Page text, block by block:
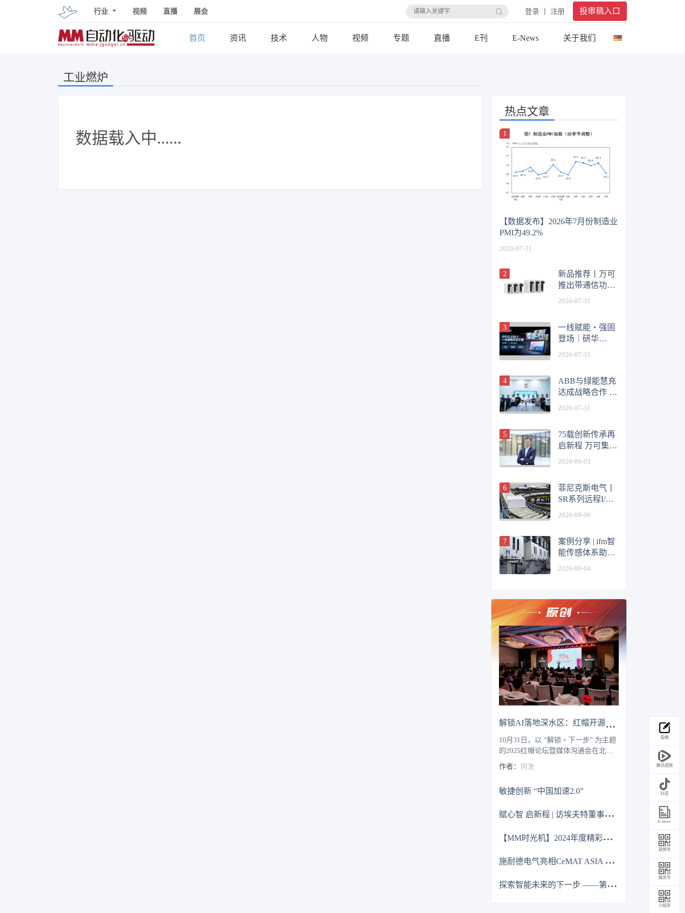
行业 视频 直播 展会 登录 丨 注册 投审稿入口
首页 资讯 技术 人物 视频 专题 直播 E刊 E-News 关于我们
工业燃炉
数据载入中......
热点文章
【数据发布】2026年7月份制造业
PMI为49.2%
2026-07-31
新品推荐丨万可
推出带通信功能
2026-07-31
一线赋能・强固
登场｜研华
2026-07-31
ABB与绿能慧充
达成战略合作 共
2026-07-31
75载创新传承再
启新程 万可集团
2026-08-03
菲尼克斯电气丨
SR系列远程I/O
2026-08-06
案例分享 | ifm智
能传感体系助力
2026-08-04
解锁AI落地深水区：红帽开源生态赋能企业数字化跃迁 ——2025红帽论坛重磅发布车用OS
10月31日，以 “解锁・下一步” 为主题
的2025红帽论坛暨媒体沟通会在北京
JW万豪酒店盛大召开。红帽通过核心
主旨演讲、重磅新品发布、权威报告
开源技术破解行业痛点、引领企业数
企业创新注入强劲动力。
作者： 何发
敏捷创新 “中国加速2.0”
赋
心智 启新程 | 访埃夫特董事长兼总经理游玮博士
【
MM时光机】2024年度精彩瞬间大盘点 杂志篇
施
耐德电气亮相CeMAT ASIA 为智能物流多维赋能
探
索智能未来的下一步 ——第12届中国硬科技产业链创新趋势峰会暨百家媒体论坛成功举办
投稿
腾讯视频
抖音
E-news
视频号
服务号
小程序